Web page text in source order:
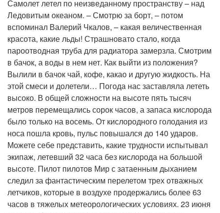
Самолет летел по неизведанному пространству – над
Ледовитым океаном. – Смотрю за борт, – потом
вспоминал Валерий Чкалов, – какая величественная
красота, какие льды! Страшновато стало, когда
пароотводная труба для радиатора замерзла. Смотрим
в бачок, а воды в нем нет. Как выйти из положения?
Вылили в бачок чай, кофе, какао и другую жидкость. На
этой смеси и долетели… Погода нас заставляла лететь
высоко. В общей сложности на высоте пять тысяч
метров перемещались сорок часов, а запаса кислорода
было только на восемь. От кислородного голодания из
носа пошла кровь, пульс повышался до 140 ударов.
Можете себе представить, какие трудности испытывал
экипаж, летевший 32 часа без кислорода на большой
высоте. Пилот пилотов Мир с затаенным дыханием
следил за фантастическим перелетом трех отважных
летчиков, которые в воздухе продержались более 63
часов в тяжелых метеорологических условиях. 23 июня